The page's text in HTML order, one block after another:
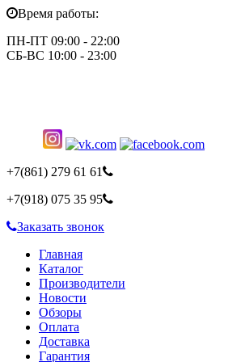
Время работы:
ПН-ПТ 09:00 - 22:00
СБ-ВС 10:00 - 23:00
+7(861) 279 61 61
+7(918) 075 35 95
Заказать звонок
Главная
Каталог
Производители
Новости
Обзоры
Оплата
Доставка
Гарантия